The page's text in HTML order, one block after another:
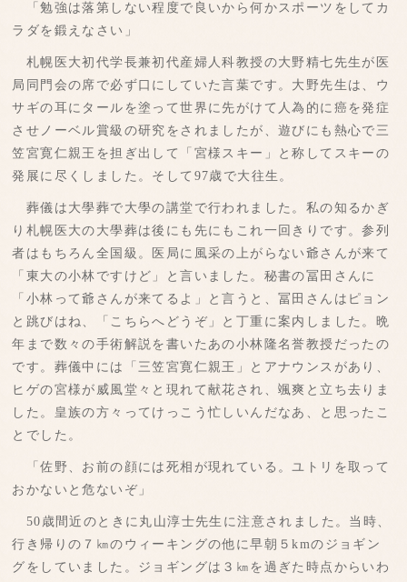
「勉強は落第しない程度で良いから何かスポーツをしてカ
ラダを鍛えなさい」
札幌医大初代学長兼初代産婦人科教授の大野精七先生が医
局同門会の席で必ず口にしていた言葉です。大野先生は、ウ
サギの耳にタールを塗って世界に先がけて人為的に癌を発症
させノーベル賞級の研究をされましたが、遊びにも熱心で三
笠宮寛仁親王を担ぎ出して「宮様スキー」と称してスキーの
発展に尽くしました。そして97歳で大往生。
葬儀は大學葬で大學の講堂で行われました。私の知るかぎ
り札幌医大の大學葬は後にも先にもこれ一回きりです。参列
者はもちろん全国級。医局に風采の上がらない爺さんが来て
「東大の小林ですけど」と言いました。秘書の冨田さんに
「小林って爺さんが来てるよ」と言うと、冨田さんはピョン
と跳びはね、「こちらへどうぞ」と丁重に案内しました。晩
年まで数々の手術解説を書いたあの小林隆名誉教授だったの
です。葬儀中には「三笠宮寛仁親王」とアナウンスがあり、
ヒゲの宮様が威風堂々と現れて献花され、颯爽と立ち去りま
した。皇族の方々ってけっこう忙しいんだなあ、と思ったこ
とでした。
「佐野、お前の顔には死相が現れている。ユトリを取って
おかないと危ないぞ」
50歳間近のときに丸山淳士先生に注意されました。当時、
行き帰りの７㎞のウィーキングの他に早朝５kmのジョギン
グをしていました。ジョギングは３㎞を過ぎた時点からいわ